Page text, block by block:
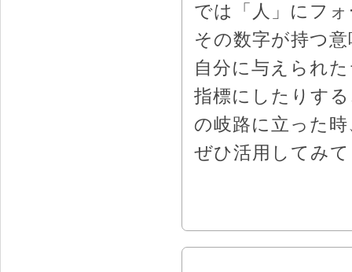
では「人」にフ
その数字が持つ
自分に与えられ
指標にしたりす
の岐路に立った
ぜひ活用してみ